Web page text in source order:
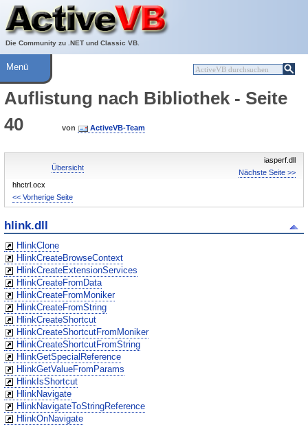
Die Community zu .NET und Classic VB.
Über ActiveVB
Hilfe
Menü
Auflistung nach Bibliothek - Seite
40
von ActiveVB-Team
iasperf.dll
Nächste Seite >>
hhctrl.ocx
<< Vorherige Seite
Übersicht
hlink.dll
HlinkClone
HlinkCreateBrowseContext
HlinkCreateExtensionServices
HlinkCreateFromData
HlinkCreateFromMoniker
HlinkCreateFromString
HlinkCreateShortcut
HlinkCreateShortcutFromMoniker
HlinkCreateShortcutFromString
HlinkGetSpecialReference
HlinkGetValueFromParams
HlinkIsShortcut
HlinkNavigate
HlinkNavigateToStringReference
HlinkOnNavigate